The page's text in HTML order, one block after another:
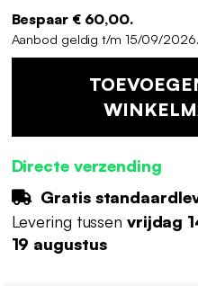
Bespaar € 60,00.
Aanbod geldig t/m 15/09/2026.
Directe verzending
Gratis
Levering tussen vrijdag
19 augustus